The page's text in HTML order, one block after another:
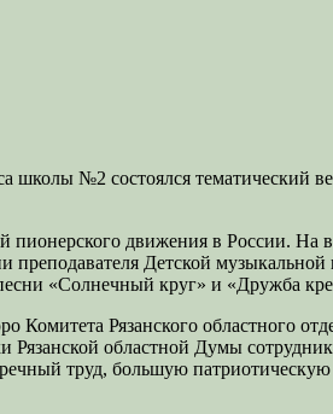
школы №2 состоялся
движения в России. На
преподавателя Детской
«Солнечный круг» и «Дружба
Рязанского областного
областной Думы
труд, большую